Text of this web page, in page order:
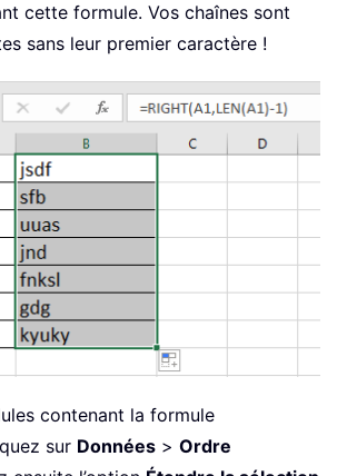
cette formule. Vos chaînes sont
sans leur premier caractère !
contenant la formule
sur Données > Ordre